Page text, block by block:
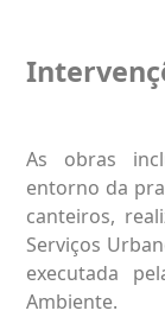
As obras
entorno da
canteiros,
Serviços
executada
Ambiente.